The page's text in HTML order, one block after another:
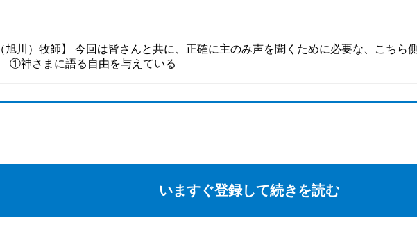
川）牧師】 今回は皆さんと共に、正確に主のみ声を聞くために必要な、こち
①神さまに語る自由を与えている
いますぐ登録して続きを読む